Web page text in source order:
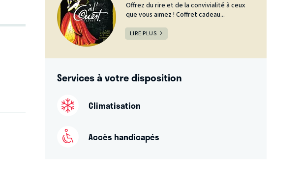
Offrez du rire et de la convivialité à ceux
que vous aimez ! Coffret cadeau...
LIRE PLUS
Services à votre disposition
Climatisation
Accès handicapés